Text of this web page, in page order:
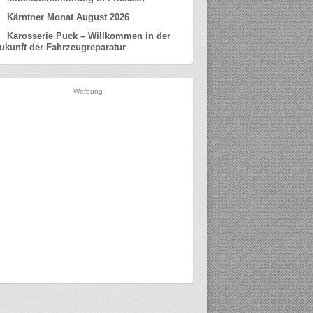
Kärntner Monat August 2026
Karosserie Puck – Willkommen in der
der Fahrzeugreparatur
Werbung